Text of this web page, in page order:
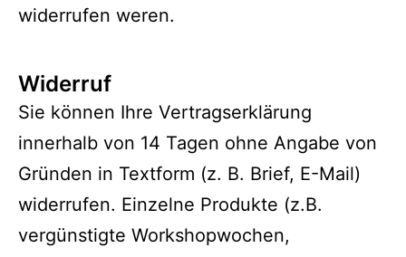
widerrufen weren.
Widerruf
Sie können Ihre Vertragserklärung
innerhalb von 14 Tagen ohne Angabe von
Gründen in Textform (z. B. Brief, E-Mail)
widerrufen. Einzelne Produkte (z.B.
vergünstigte Workshopwochen,